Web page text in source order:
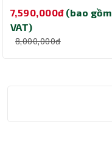
MZ-VAP1T0BW
7,590,000đ (bao gồm
VAT)
8,000,000đ